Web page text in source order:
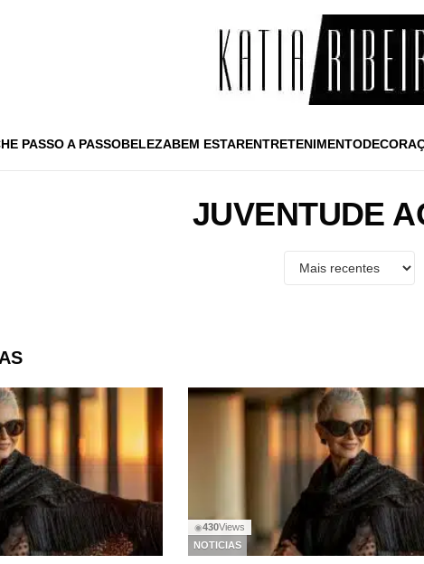
PASSO A PASSOBELEZABEM ESTARENTRETENIMENTO
JUVENTUDE
◉430Views
NOTICIAS